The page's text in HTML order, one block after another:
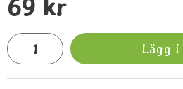
pris
69 kr
antal
Lägg i